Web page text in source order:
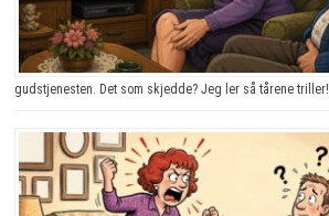
gudstjenesten. Det som skjedde? Jeg ler så tårene triller!